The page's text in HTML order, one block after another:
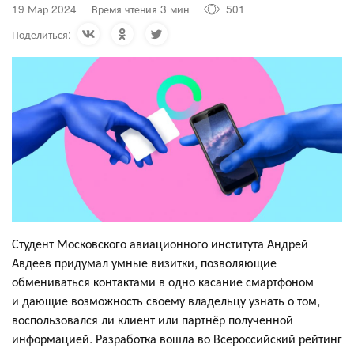
19 Мар 2024 Время чтения 3 мин
501
Поделиться:
Студент Московского авиационного института Андрей
Авдеев придумал умные визитки, позволяющие
обмениваться контактами в одно касание смартфоном
и дающие возможность своему владельцу узнать о том,
воспользовался ли клиент или партнёр полученной
информацией. Разработка вошла во Всероссийский рейтинг